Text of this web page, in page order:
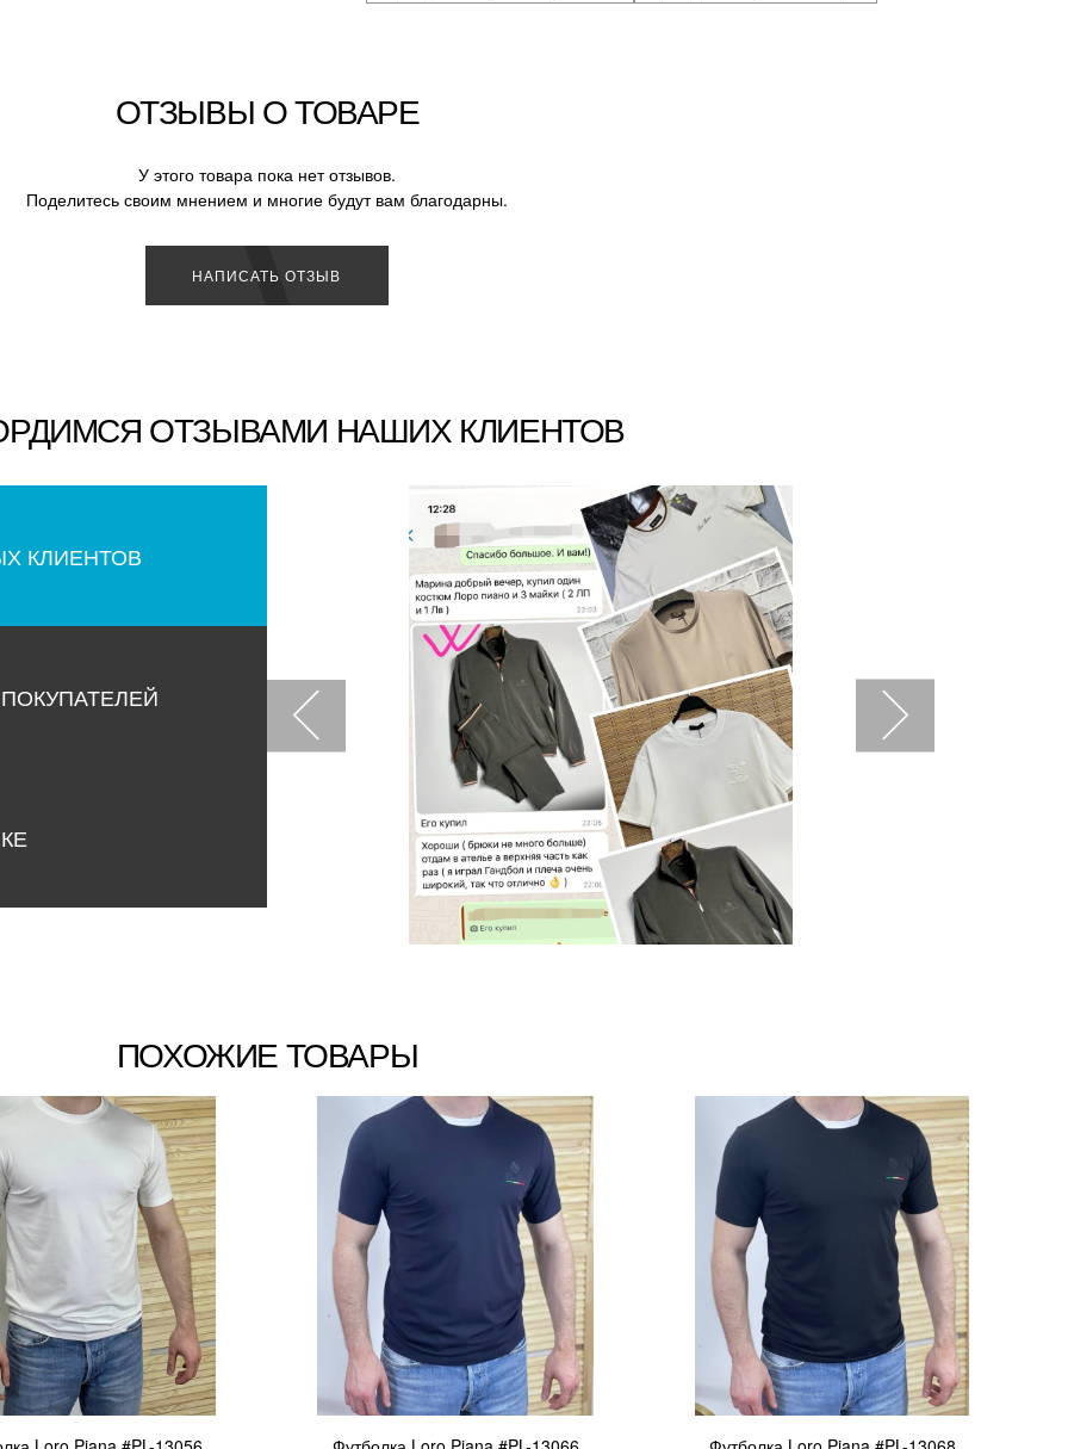
ОТЗЫВЫ О ТОВАРЕ
У этого товара пока нет отзывов.
Поделитесь своим мнением и многие будут вам благодарны.
НАПИСАТЬ ОТЗЫВ
ОТЗЫВАМИ НАШИХ КЛИЕНТОВ
КЛИЕНТОВ
ПОХОЖИЕ ТОВАРЫ